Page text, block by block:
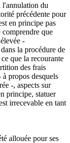
l'annulation du
précédente pour
en principe pas
que
-
la procédure de
que la recourante
des frais
propos desquels
-, aspects sur
principe, statuer
irrecevable en tant
allouée pour ses